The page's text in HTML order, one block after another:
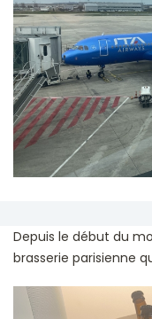
Depuis le début du
brasserie parisienne